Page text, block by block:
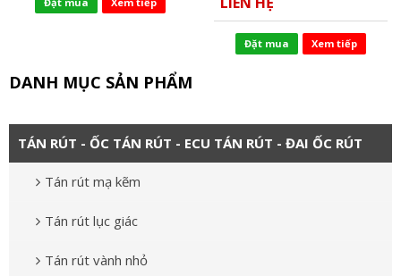
Đặt mua Xem tiếp
DANH MỤC SẢN PHẨM
TÁN RÚT - ỐC TÁN RÚT - ECU TÁN RÚT - ĐAI ỐC RÚT
Tán rút mạ kẽm
Tán rút lục giác
Tán rút vành nhỏ